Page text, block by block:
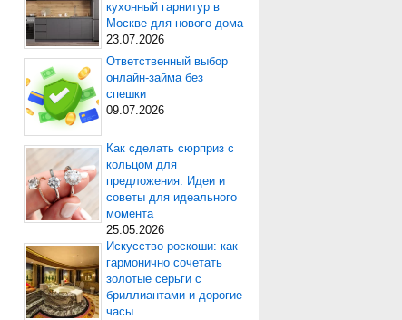
кухонный гарнитур в
Москве для нового дома
23.07.2026
Ответственный выбор
онлайн-займа без
спешки
09.07.2026
Как сделать сюрприз с
кольцом для
предложения: Идеи и
советы для идеального
момента
25.05.2026
Искусство роскоши: как
гармонично сочетать
золотые серьги с
бриллиантами и дорогие
часы